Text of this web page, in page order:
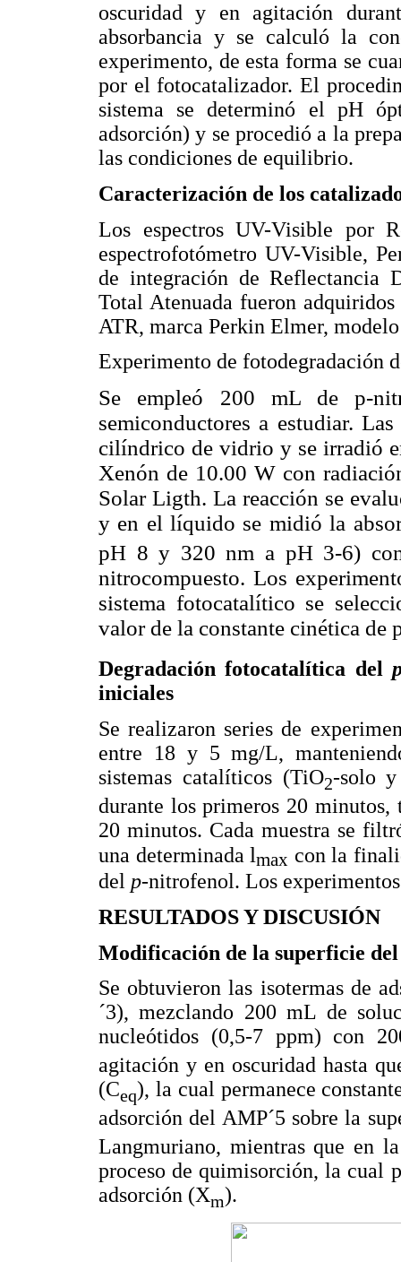
oscuridad y en agitación
absorbancia y se calculó la
experimento, de esta forma se
por el fotocatalizador. El
sistema se determinó el pH
adsorción) y se procedió a la
las condiciones de equilibrio.
Caracterización de los
Los espectros UV-Visible por
espectrofotómetro UV-Visible,
de integración de Reflectancia
Total Atenuada fueron
ATR, marca Perkin Elmer,
Experimento de fotodegradación
Se empleó 200 mL de p-
semiconductores a estudiar.
cilíndrico de vidrio y se irradió
Xenón de 10.00 W con
Solar Ligth. La reacción se
y en el líquido se midió la
pH 8 y 320 nm a pH 3-6)
nitrocompuesto. Los
sistema fotocatalítico se
valor de la constante cinética de
Degradación fotocatalítica del
iniciales
Se realizaron series de
entre 18 y 5 mg/L,
sistemas catalíticos (TiO2-solo
durante los primeros 20
20 minutos. Cada muestra se
una determinadalmax con la
del p-nitrofenol. Los
RESULTADOS Y DISCUSIÓN
Modificación de la superficie
Se obtuvieron las isotermas de
´3), mezclando 200 mL de
nucleótidos (0,5-7 ppm) con
agitación y en oscuridad hasta
(Ceq), la cual permanece
adsorción del AMP´5 sobre la
Langmuriano, mientras que en
proceso de quimisorción, la cual
adsorción (Xm).